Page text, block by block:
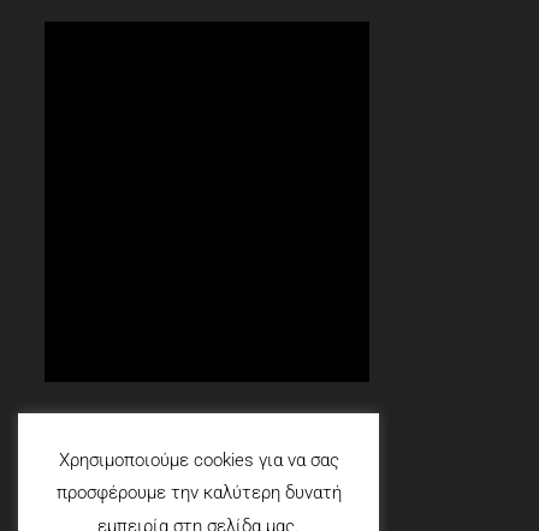
Χρησιμοποιούμε cookies για να σας
προσφέρουμε την καλύτερη δυνατή
εμπειρία στη σελίδα μας.